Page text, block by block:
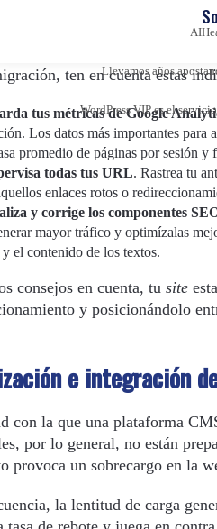
Llevamos años
WordPress VIP es el
confiar en una empresa que
si no tienes experiencia
ten en cuenta estas
tus métricas de Google
Los datos más importantes para
promedio de páginas por sesión
todas tus URL. Rastrea tu
enlaces rotos o
y corrige los componentes
mayor tráfico y optimízalas
el contenido de los textos.
consejos en cuenta, tu site
y posicionándolo
e integración
con la que una plataforma
por lo general, no están
provoca un sobrecargo en la
la lentitud de carga